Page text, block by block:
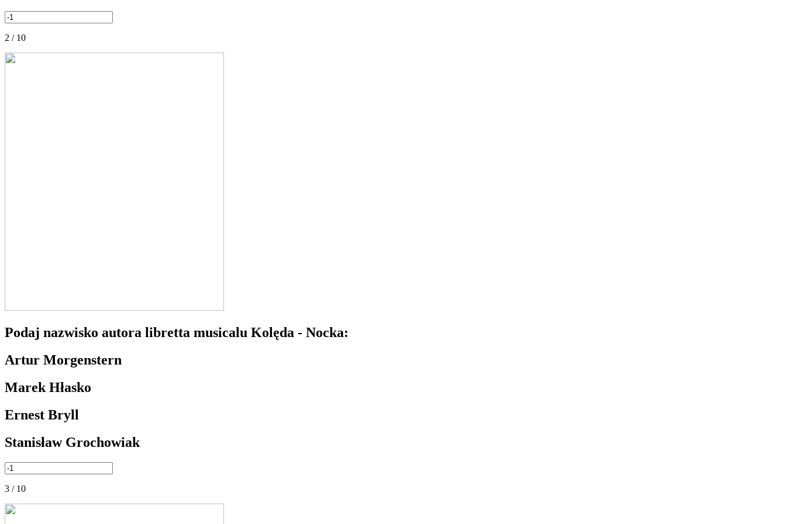
2 / 10
Podaj nazwisko autora libretta musicalu Kolęda - Nocka:
Artur Morgenstern
Marek Hłasko
Ernest Bryll
Stanisław Grochowiak
3 / 10